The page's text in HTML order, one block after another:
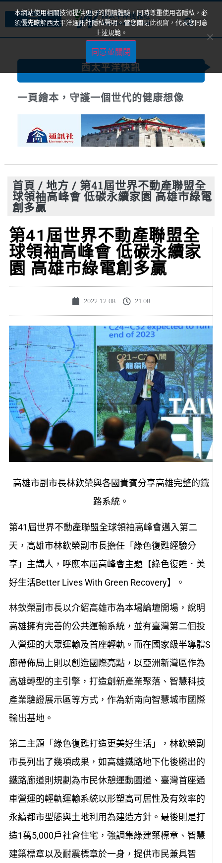
西太平洋快訊
一頁繪本，守護一個世代的健康想像
首頁 / 地方 / 第41屆世界不動產聯盟全
球領袖高峰會 低碳永續家園 高雄市綠電
創多贏
第41屆世界不動產聯盟全
球領袖高峰會 低碳永續家
園 高雄市綠電創多贏
2022-12-08 21:08
高雄市副市長林欽榮與各國貴賓分享高雄完整的鐵
路系統。
第41屆世界不動產聯盟全球領袖高峰會邁入第二
天，高雄市林欽榮副市長擔任「綠色復甦經驗分
享」主講人，呼應本屆高峰會主題【綠色復甦．美
好生活Better Lives With Green Recovery】。
林欽榮副市長以介紹高雄市為本場論壇開場，說明
高雄擁有完善的公共運輸系統，並有臺灣第二個投
入營運的大眾運輸及首座輕軌。而在國家級半導體S
廊帶佈局上則以創造國際亮點，以亞洲新灣區作為
高雄轉型的主引擎，打造創新產業聚落、智慧科技
產業驗證展示區等方式，作為新南向智慧城市國際
輸出基地。
第二主題「綠色復甦打造更美好生活」，林欽榮副
市長列出了幾項成果，如高雄鐵路地下化後騰出的
鐵路廊道則規劃為市民休憩運動園道、臺灣首座通
車營運的輕軌運輸系統以形塑高可居性及有效率的
永續都市型態與土地利用為建造方針。最後則是打
造1萬5,000戶社會住宅，強調集綠建築標章、智慧
建築標章以及耐震標章於一身，提供市民兼具智
本網站使用相關技術提供更好的閱讀體驗，同時尊重使用者隱私，必
須優先瞭解西太平洋通訊社隱私聲明。當您關閉此視窗，代表您同意
上述規範。
同意並關閉